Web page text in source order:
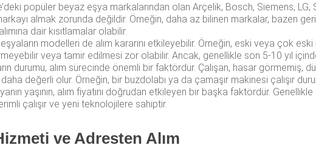
popüler beyaz eşya markalarından olan Arçelik, Bosch, Siemens,
almak zorunda değildir. Örneğin, daha az bilinen markalar, bazen
dair kısıtlamalar olabilir.
modelleri de alım kararını etkileyebilir. Örneğin, eski veya çok
veya tamir edilmesi zor olabilir. Ancak, genellikle son 5-10 yıl
durumu, alım sürecinde önemli bir faktördür. Çalışan, hasar görmemiş,
değerli olur. Örneğin, bir buzdolabı ya da çamaşır makinesi çalışır
yaşının, alım fiyatını doğrudan etkileyen bir başka faktördür.
çalışır ve yeni teknolojilere sahiptir.
ve Adresten Alım